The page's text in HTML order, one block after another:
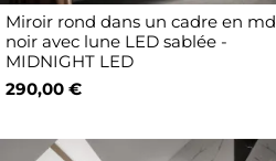
Miroir rond dans un cadre en
noir avec lune LED sablée -
MIDNIGHT LED
290,00 €